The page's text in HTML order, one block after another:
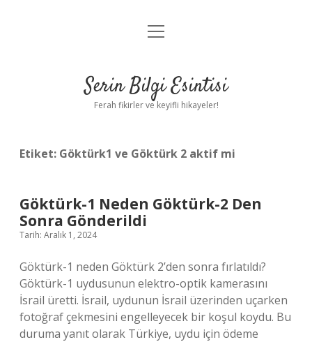
Anasayfa
Yasal Uyarı
menüyü
Serin Bilgi Esintisi
Ferah fikirler ve keyifli hikayeler!
Etiket: Göktürk1 ve Göktürk 2 aktif mi
Göktürk-1 Neden Göktürk-2 Den
Sonra Gönderildi
Tarih: Aralık 1, 2024
Göktürk-1 neden Göktürk 2’den sonra fırlatıldı?
Göktürk-1 uydusunun elektro-optik kamerasını
İsrail üretti. İsrail, uydunun İsrail üzerinden uçarken
fotoğraf çekmesini engelleyecek bir koşul koydu. Bu
duruma yanıt olarak Türkiye, uydu için ödeme